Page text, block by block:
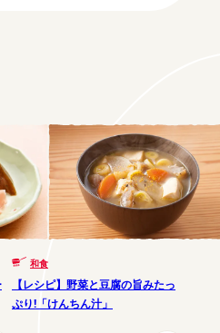
和食
【レシピ】野菜と豆腐の旨みたっ
ぷり!「けんちん汁」